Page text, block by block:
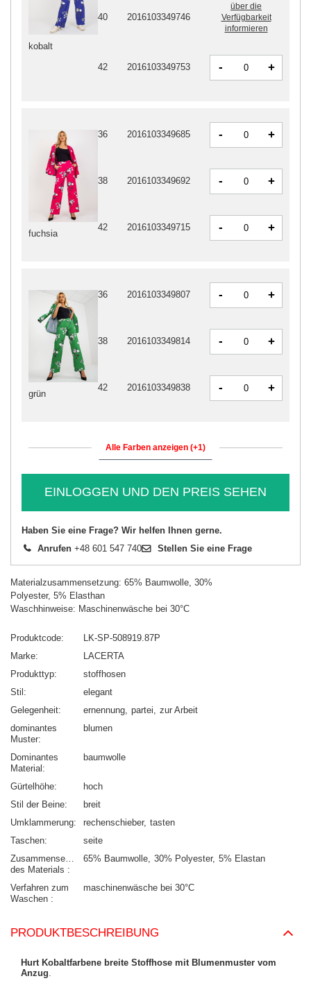
fuchsia
36 2016103349685 - +
38 2016103349692 - +
42 2016103349715 - +
grün
36 2016103349807 - +
38 2016103349814 - +
42 2016103349838 - +
kobalt
40 2016103349746
über die
Verfügbarkeit
informieren
42 2016103349753 - +
Alle Farben anzeigen (+1)
EINLOGGEN UND DEN PREIS SEHEN
Haben Sie eine Frage? Wir helfen Ihnen gerne.
Anrufen +48 601 547 740 Stellen Sie eine Frage
Materialzusammensetzung: 65% Baumwolle, 30%
Polyester, 5% Elasthan
Waschhinweise: Maschinenwäsche bei 30°C
Produktcode
LK-SP-508919.87P
Marke
LACERTA
Produkttyp
stoffhosen
Stil
elegant
Gelegenheit
ernennung partei
zur Arbeit
dominantes
Muster
blumen
Dominantes
Material
baumwolle
Gürtelhöhe
hoch
Stil der Beine
breit
Umklammerung
rechenschieber tasten
Taschen
seite
Zusammensetzung
des Materials
65% Baumwolle 30% Polyester 5% Elastan
Verfahren zum
Waschen
maschinenwäsche bei 30°C
PRODUKTBESCHREIBUNG
Hurt Kobaltfarbene breite Stoffhose mit Blumenmuster vom
Anzug